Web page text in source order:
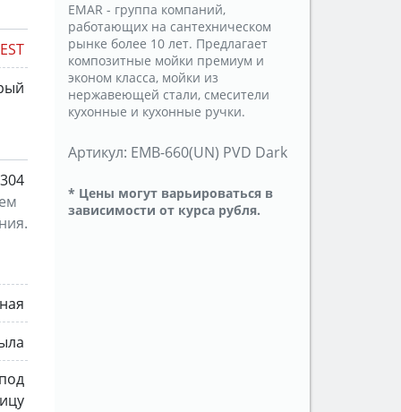
EMAR - группа компаний,
работающих на сантехническом
рынке более 10 лет. Предлагает
композитные мойки премиум и
эконом класса, мойки из
нержавеющей стали, смесители
кухонные и кухонные ручки.
Артикул: EMB-660(UN) PVD Dark
* Цены могут варьироваться в
зависимости от курса рубля.